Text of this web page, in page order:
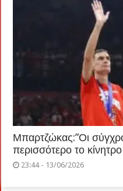
Μπαρτζώκας:”Οι
περισσότερο το
23:44 - 13/06/2026